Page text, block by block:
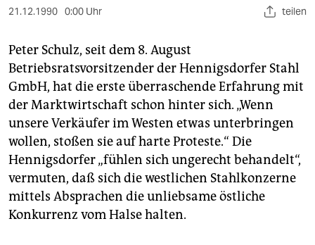
wahrheit
verlag
verlag
veranstaltungen
shop
fragen & hilfe
unterstützen
21.12.1990 0:00 Uhr teilen
Peter Schulz, seit dem 8. August
Betriebsratsvorsitzender der Hennigsdorfer Stahl
GmbH, hat die erste überraschende Erfahrung mit
der Marktwirtschaft schon hinter sich. „Wenn
unsere Verkäufer im Westen etwas unterbringen
wollen, stoßen sie auf harte Proteste.“ Die
Hennigsdorfer „fühlen sich ungerecht behandelt“,
vermuten, daß sich die westlichen Stahlkonzerne
mittels Absprachen die unliebsame östliche
Konkurrenz vom Halse halten.